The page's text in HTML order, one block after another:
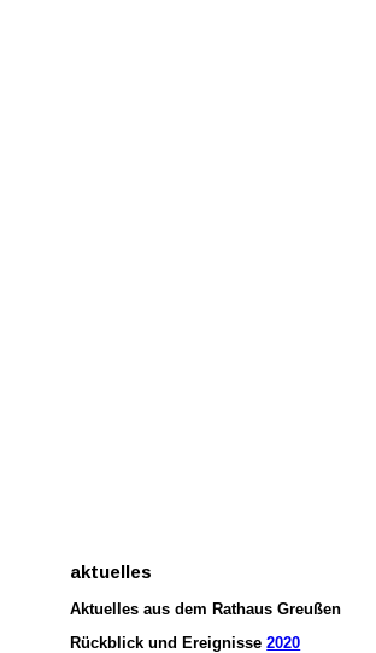
aktuelles
Aktuelles aus dem Rathaus Greußen
Rückblick und Ereignisse2020